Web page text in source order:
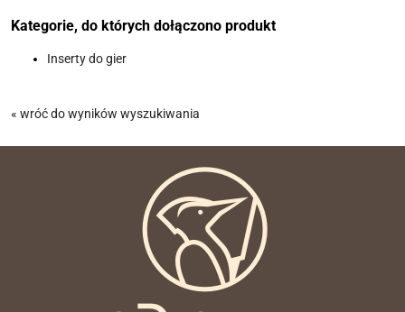
Kategorie, do których dołączono produkt
Inserty do gier
« wróć do wyników wyszukiwania